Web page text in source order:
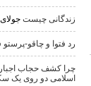
زندگانی چیست جولای 14, 2024
رد فتوا و چاقو-پرستو
چرا کشف حجاب
اسلامی دو روی یک